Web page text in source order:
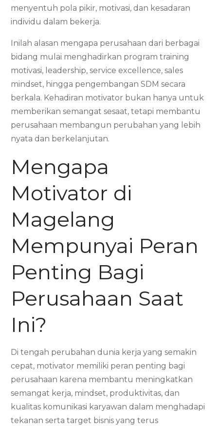
menyentuh pola pikir, motivasi, dan kesadaran
individu dalam bekerja.
Inilah alasan mengapa perusahaan dari berbagai
bidang mulai menghadirkan program training
motivasi, leadership, service excellence, sales
mindset, hingga pengembangan SDM secara
berkala. Kehadiran motivator bukan hanya untuk
memberikan semangat sesaat, tetapi membantu
perusahaan membangun perubahan yang lebih
nyata dan berkelanjutan.
Mengapa
Motivator di
Magelang
Mempunyai Peran
Penting Bagi
Perusahaan Saat
Ini?
Di tengah perubahan dunia kerja yang semakin
cepat, motivator memiliki peran penting bagi
perusahaan karena membantu meningkatkan
semangat kerja, mindset, produktivitas, dan
kualitas komunikasi karyawan dalam menghadapi
tekanan serta target bisnis yang terus